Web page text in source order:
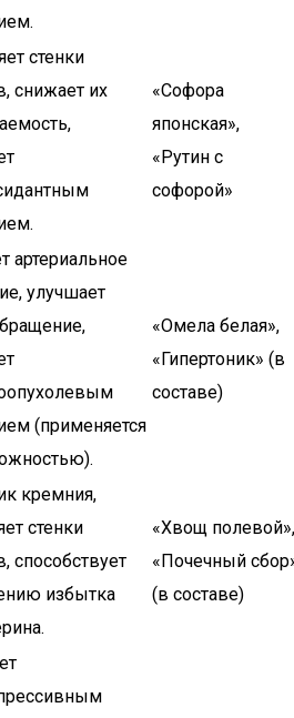
стенки
снижает их
«Софора
японская»,
«Рутин с
софорой»
артериальное
улучшает
(применяется
«Омела белая»,
«Гипертоник» (в
составе)
кремния,
стенки
способствует
избытка
«Хвощ полевой»,
«Почечный
(в составе)